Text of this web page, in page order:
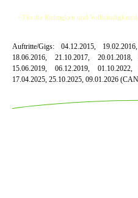
+ Für die Richtigkeit und Vollständigkeit
Auftritte/Gigs: 04.12.2015,
18.06.2016, 21.10.2017,
15.06.2019, 06.12.2019,
17.04.2025, 25.10.2025, 09.01.2026